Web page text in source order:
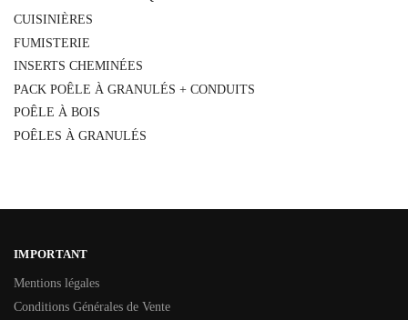
CUISINIÈRES
FUMISTERIE
INSERTS CHEMINÉES
PACK POÊLE À GRANULÉS + CONDUITS
POÊLE À BOIS
POÊLES À GRANULÉS
IMPORTANT
Mentions légales
Conditions Générales de Vente